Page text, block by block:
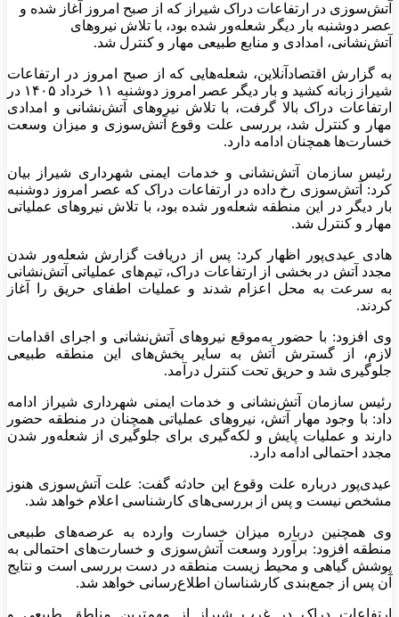
آتش‌سوزی در ارتفاعات دراک شیراز که از صبح امروز آغاز شده و
عصر دوشنبه بار دیگر شعله‌ور شده بود، با تلاش نیروهای
آتش‌نشانی، امدادی و منابع طبیعی مهار و کنترل شد.
به گزارش اقتصادآنلاین، شعله‌هایی که از صبح امروز در ارتفاعات
شیراز زبانه کشید و بار دیگر عصر امروز دوشنبه ۱۱ خرداد ۱۴۰۵ در
ارتفاعات دراک بالا گرفت، با تلاش نیرو‌های آتش‌نشانی و امدادی
مهار و کنترل شد، بررسی علت وقوع آتش‌سوزی و میزان وسعت
خسارت‌ها همچنان ادامه دارد.
رئیس سازمان آتش‌نشانی و خدمات ایمنی شهرداری شیراز بیان
کرد: آتش‌سوزی رخ داده در ارتفاعات دراک که عصر امروز دوشنبه
بار دیگر در این منطقه شعله‌ور شده بود، با تلاش نیرو‌های عملیاتی
مهار و کنترل شد.
هادی عیدی‌پور اظهار کرد: پس از دریافت گزارش شعله‌ور شدن
مجدد آتش در بخشی از ارتفاعات دراک، تیم‌های عملیاتی آتش‌نشانی
به سرعت به محل اعزام شدند و عملیات اطفای حریق را آغاز
کردند.
وی افزود: با حضور به‌موقع نیرو‌های آتش‌نشانی و اجرای اقدامات
لازم، از گسترش آتش به سایر بخش‌های این منطقه طبیعی
جلوگیری شد و حریق تحت کنترل درآمد.
رئیس سازمان آتش‌نشانی و خدمات ایمنی شهرداری شیراز ادامه
داد: با وجود مهار آتش، نیرو‌های عملیاتی همچنان در منطقه حضور
دارند و عملیات پایش و لکه‌گیری برای جلوگیری از شعله‌ور شدن
مجدد احتمالی ادامه دارد.
عیدی‌پور درباره علت وقوع این حادثه گفت: علت آتش‌سوزی هنوز
مشخص نیست و پس از بررسی‌های کارشناسی اعلام خواهد شد.
وی همچنین درباره میزان خسارت وارده به عرصه‌های طبیعی
منطقه افزود: برآورد وسعت آتش‌سوزی و خسارت‌های احتمالی به
پوشش گیاهی و محیط زیست منطقه در دست بررسی است و نتایج
آن پس از جمع‌بندی کارشناسان اطلاع‌رسانی خواهد شد.